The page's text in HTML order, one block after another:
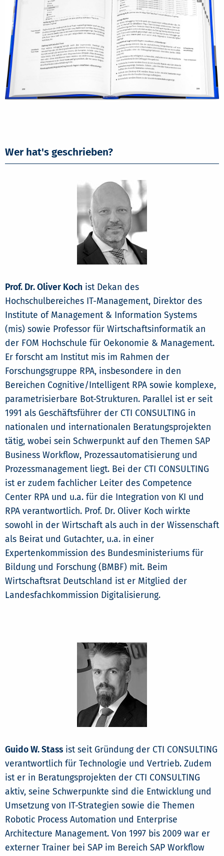
Wer hat's geschrieben?
Prof. Dr. Oliver Koch ist Dekan des
Hochschulbereiches IT-Management, Direktor des
Institute of Management & Information Systems
(mis) sowie Professor für Wirtschaftsinformatik an
der FOM Hochschule für Oekonomie & Management.
Er forscht am Institut mis im Rahmen der
Forschungsgruppe RPA, insbesondere in den
Bereichen Cognitive/Intelligent RPA sowie komplexe,
parametrisierbare Bot-Strukturen. Parallel ist er seit
1991 als Geschäftsführer der CTI CONSULTING in
nationalen und internationalen Beratungsprojekten
tätig, wobei sein Schwerpunkt auf den Themen SAP
Business Workflow, Prozessautomatisierung und
Prozessmanagement liegt. Bei der CTI CONSULTING
ist er zudem fachlicher Leiter des Competence
Center RPA und u.a. für die Integration von KI und
RPA verantwortlich. Prof. Dr. Oliver Koch wirkte
sowohl in der Wirtschaft als auch in der Wissenschaft
als Beirat und Gutachter, u.a. in einer
Expertenkommission des Bundesministeriums für
Bildung und Forschung (BMBF) mit. Beim
Wirtschaftsrat Deutschland ist er Mitglied der
Landesfachkommission Digitalisierung.
Guido W. Stass ist seit Gründung der CTI CONSULTING
verantwortlich für Technologie und Vertrieb. Zudem
ist er in Beratungsprojekten der CTI CONSULTING
aktiv, seine Schwerpunkte sind die Entwicklung und
Umsetzung von IT-Strategien sowie die Themen
Robotic Process Automation und Enterprise
Architecture Management. Von 1997 bis 2009 war er
externer Trainer bei SAP im Bereich SAP Workflow